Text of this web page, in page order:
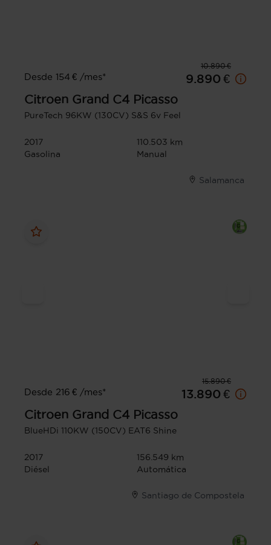
10.890 €
Desde 154 € /mes*
9.890 €
Citroen Grand C4 Picasso
PureTech 96KW (130CV) S&S 6v Feel
2017
110.503 km
Gasolina
Manual
Salamanca
15.890 €
Desde 216 € /mes*
13.890 €
Citroen Grand C4 Picasso
BlueHDi 110KW (150CV) EAT6 Shine
2017
156.549 km
Diésel
Automática
Santiago de Compostela